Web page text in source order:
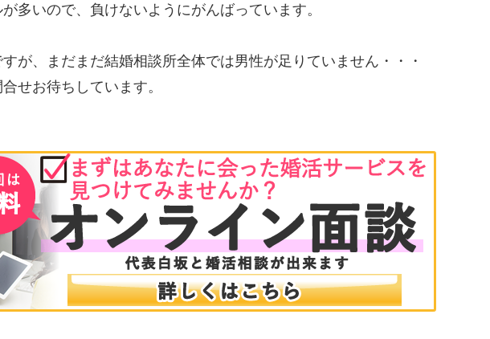
多いので、負けないようにがんばっています。
が、まだまだ結婚相談所全体では男性が足りていません・・・
せお待ちしています。